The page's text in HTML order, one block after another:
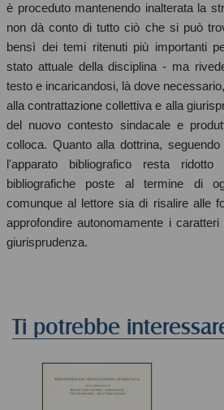
è proceduto mantenendo inalterata la
non dà conto di tutto ciò che si può
bensì dei temi ritenuti più importanti
stato attuale della disciplina - ma
testo e incaricandosi, là dove
alla contrattazione collettiva e alla
del nuovo contesto sindacale e
colloca. Quanto alla dottrina,
l'apparato bibliografico resta
bibliografiche poste al termine di
comunque al lettore sia di risalire alle
approfondire autonomamente i
giurisprudenza.
Ti potrebbe